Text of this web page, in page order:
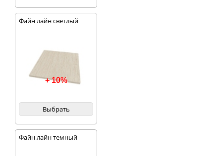
Файн лайн светлый
+ 10%
Выбрать
Файн лайн темный